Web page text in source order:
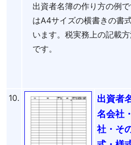
出資者名簿の作り方の例
はA4サイズの横書きの書
います。税実務上の記載
です。
10.
出資者
名会社
社・そ